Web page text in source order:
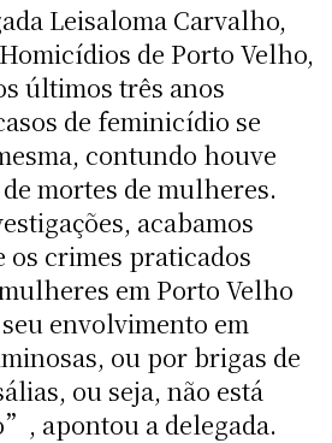
Leisaloma Carvalho,
de Porto Velho,
últimos três anos
de feminicídio se
contundo houve
mortes de mulheres.
acabamos
os crimes praticados
em Porto Velho
envolvimento em
ou por brigas de
ou seja, não está
apontou a delegada.